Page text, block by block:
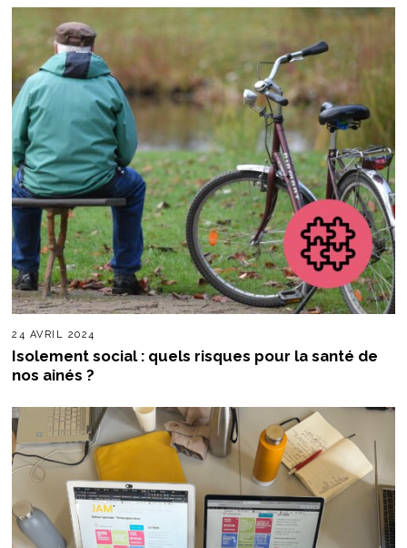
24 AVRIL 2024
Isolement social : quels risques pour la santé de
nos ainés ?